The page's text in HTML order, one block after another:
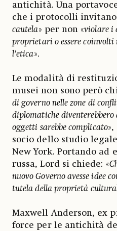
antichità. Una
che i protocolli invitano
cautela» per non «violare
proprietari o essere
l’etica».
Le modalità di
musei non sono però
di governo nelle zone di
diplomatiche
oggetti sarebbe complicato
socio dello studio
New York. Portando ad
russa, Lord si chiede: «
nuovo Governo avesse idee
tutela della proprietà
Maxwell Anderson, ex
force per le antichità